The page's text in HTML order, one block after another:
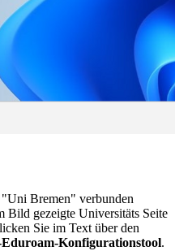
Bremen" verbunden
Bild gezeigte Universitäts Seite
Sie im Text über den
Konfigurationstool.